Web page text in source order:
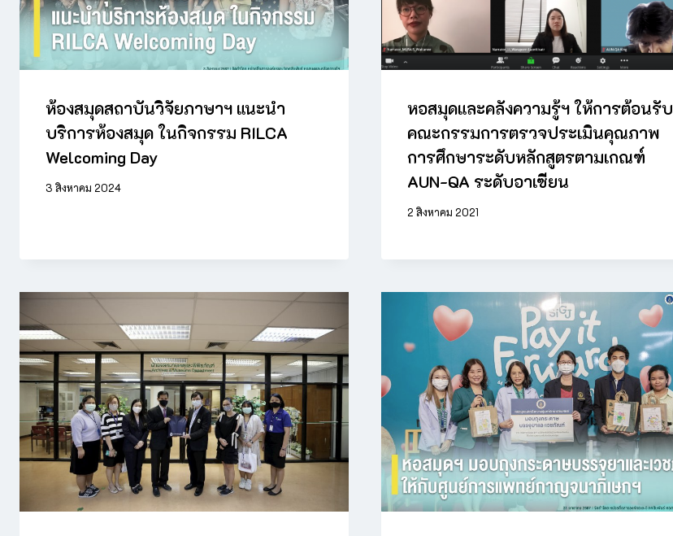
ห้องสมุดสถาบันวิจัยภาษาฯ แนะนำ
บริการห้องสมุด ในกิจกรรม RILCA
Welcoming Day
3 สิงหาคม 2024
หอสมุดและคลังความรู้ฯ ให้การต้อนรับ
คณะกรรมการตรวจประเมินคุณภาพ
การศึกษาระดับหลักสูตรตามเกณฑ์
AUN-QA ระดับอาเซียน
2 สิงหาคม 2021